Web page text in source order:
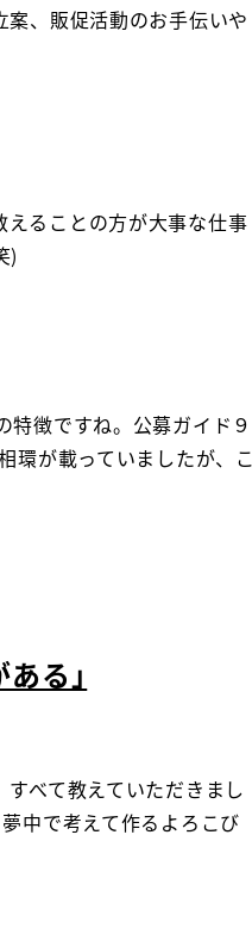
、販促活動のお手伝いや
ることの方が大事な仕事
)
特徴ですね。公募ガイド９
環が載っていましたが、こ
る」
べて教えていただきまし
中で考えて作るよろこび